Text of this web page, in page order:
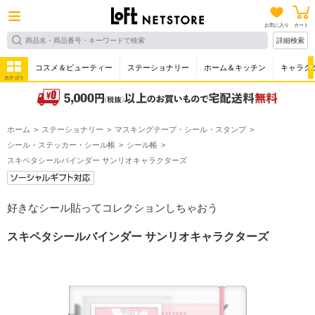
お気に入り カート
詳細検索
カテゴリ
コスメ＆ビューティー ステーショナリー ホーム＆キッチン キャラク
ホーム ステーショナリー
マスキングテープ・シール・スタンプ
シール・ステッカー・シール帳
シール帳
スキペタシールバインダー サンリオキャラクターズ
好きなシール貼ってコレクションしちゃおう
スキペタシールバインダー サンリオキャラクターズ